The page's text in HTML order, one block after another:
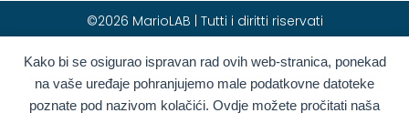
Kako bi se osigurao ispravan rad ovih web-stranica, ponekad
na vaše uređaje pohranjujemo male podatkovne datoteke
poznate pod nazivom kolačići. Ovdje možete pročitati naša
©2026 MarioLAB | Tutti i diritti riservati
Hrvatski(Croato) English(Inglese)
Deutsch(Tedesco) Polski(Polacco)